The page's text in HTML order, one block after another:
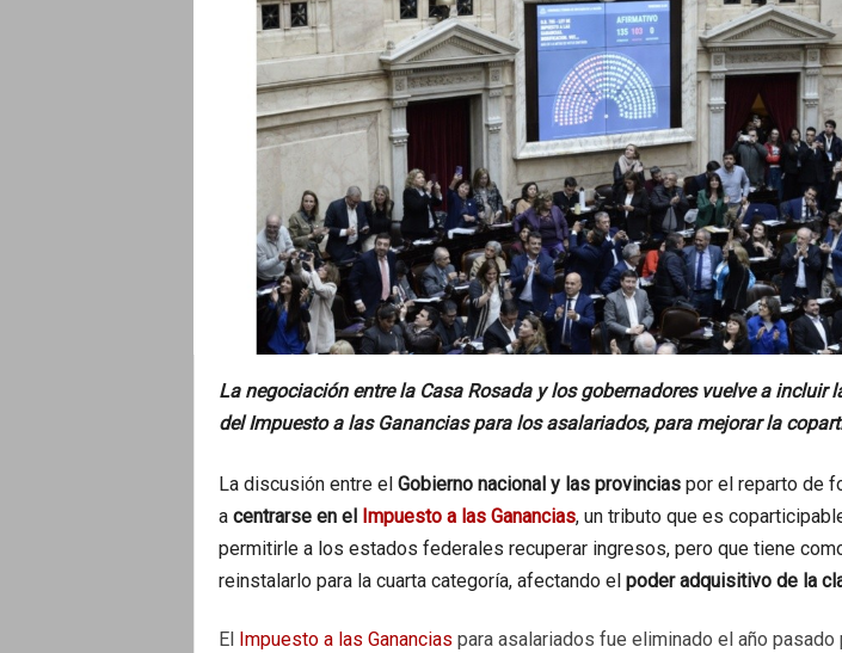
La negociación entre la Casa Rosada y los gobernadores vuelve a incluir
del Impuesto a las Ganancias para los asalariados, para mejorar la
La discusión entre el Gobierno nacional y las provinciaspor el reparto de
a centrarse en el Impuesto a las Ganancias, un tributo que es
permitirle a los estados federales recuperar ingresos, pero que tiene
reinstalarlo para la cuarta categoría, afectando el poder adquisitivo de la
El Impuesto a las Ganancias para asalariados fue eliminado el año pasado